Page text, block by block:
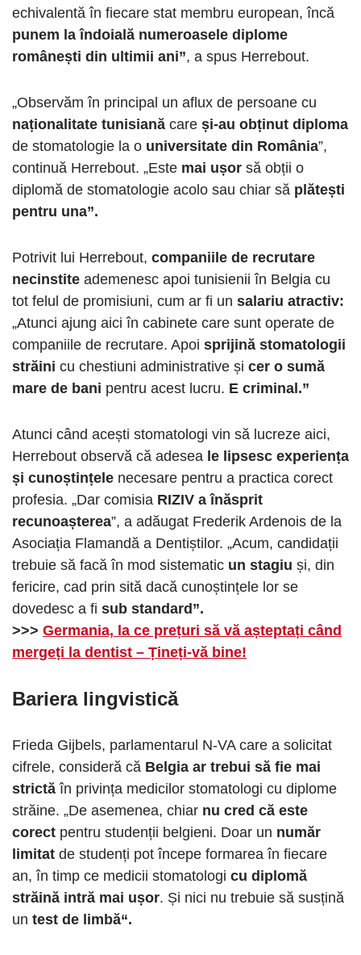
echivalentă în fiecare stat membru european, încă
punem la îndoială numeroasele diplome
românești din ultimii ani”, a spus Herrebout.
„Observăm în principal un aflux de persoane cu
naționalitate tunisiană care și-au obținut diploma
de stomatologie la o universitate din România”,
continuă Herrebout. „Este mai ușor să obții o
diplomă de stomatologie acolo sau chiar să plătești
pentru una”.
Potrivit lui Herrebout, companiile de recrutare
necinstite ademenesc apoi tunisienii în Belgia cu
tot felul de promisiuni, cum ar fi un salariu atractiv:
„Atunci ajung aici în cabinete care sunt operate de
companiile de recrutare. Apoi sprijină stomatologii
străini cu chestiuni administrative și cer o sumă
mare de bani pentru acest lucru. E criminal.”
Atunci când acești stomatologi vin să lucreze aici,
Herrebout observă că adesea le lipsesc experiența
și cunoștințele necesare pentru a practica corect
profesia. „Dar comisia RIZIV a înăsprit
recunoașterea”, a adăugat Frederik Ardenois de la
Asociația Flamandă a Dentiștilor. „Acum, candidații
trebuie să facă în mod sistematic un stagiu și, din
fericire, cad prin sită dacă cunoștințele lor se
dovedesc a fi sub standard”.
>>> Germania, la ce prețuri să vă așteptați când
mergeți la dentist – Țineți-vă bine!
Bariera lingvistică
Frieda Gijbels, parlamentarul N-VA care a solicitat
cifrele, consideră că Belgia ar trebui să fie mai
strictă în privința medicilor stomatologi cu diplome
străine. „De asemenea, chiar nu cred că este
corect pentru studenții belgieni. Doar un număr
limitat de studenți pot începe formarea în fiecare
an, în timp ce medicii stomatologi cu diplomă
străină intră mai ușor. Și nici nu trebuie să susțină
un test de limbă“.